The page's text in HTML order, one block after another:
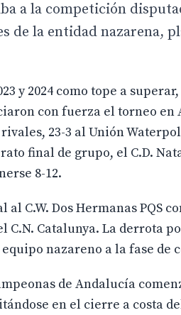
a la competición
de la entidad nazarena,
y 2024 como tope a
con fuerza el torneo en
23-3 al Unión
final de grupo, el C.D.
8-12.
C.W. Dos Hermanas PQS
C.N. Catalunya. La derrota
nazareno a la fase de
de Andalucía
en el cierre a costa